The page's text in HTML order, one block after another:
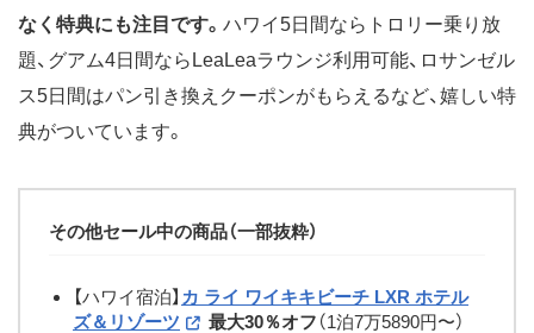
なく特典にも注目です。 ハワイ5日間ならトロリー乗り放
題、グアム4日間ならLeaLeaラウンジ利用可能、ロサンゼル
ス5日間はパン引き換えクーポンがもらえるなど、嬉しい特
典がついています。
その他セール中の商品（一部抜粋）
【ハワイ宿泊】 カ ライ ワイキキビーチ LXR ホテル
ズ＆リゾーツ
最大30％オフ （1泊7万5890円〜）